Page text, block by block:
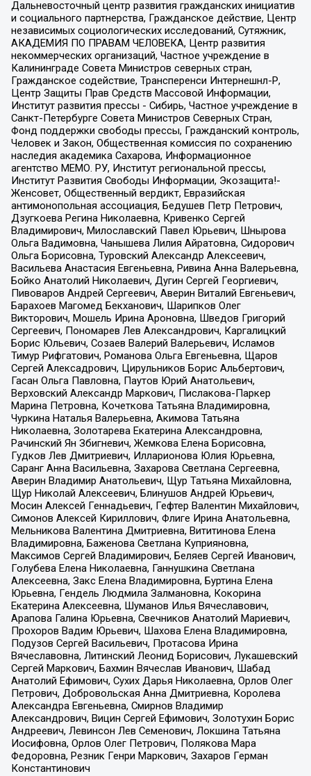
Дальневосточный центр развития гражданских инициатив
и социального партнерства, Гражданское действие, Центр
независимых социологических исследований, Сутяжник,
АКАДЕМИЯ ПО ПРАВАМ ЧЕЛОВЕКА, Центр развития
некоммерческих организаций, Частное учреждение в
Калининграде Совета Министров северных стран,
Гражданское содействие, Трансперенси Интернешнл-Р,
Центр Защиты Прав Средств Массовой Информации,
Институт развития прессы - Сибирь, Частное учреждение в
Санкт-Петербурге Совета Министров Северных Стран,
Фонд поддержки свободы прессы, Гражданский контроль,
Человек и Закон, Общественная комиссия по сохранению
наследия академика Сахарова, Информационное
агентство МЕМО. РУ, Институт региональной прессы,
Институт Развития Свободы Информации, Экозащита!-
Женсовет, Общественный вердикт, Евразийская
антимонопольная ассоциация, Бедушев Петр Петрович,
Дзугкоева Регина Николаевна, Кривенко Сергей
Владимирович, Милославский Павел Юрьевич, Шнырова
Ольга Вадимовна, Чанышева Лилия Айратовна, Сидорович
Ольга Борисовна, Туровский Александр Алексеевич,
Васильева Анастасия Евгеньевна, Ривина Анна Валерьевна,
Бойко Анатолий Николаевич, Дугин Сергей Георгиевич,
Пивоваров Андрей Сергеевич, Аверин Виталий Евгеньевич,
Барахоев Магомед Бекханович, Шарипков Олег
Викторович, Мошель Ирина Ароновна, Шведов Григорий
Сергеевич, Пономарев Лев Александрович, Каргалицкий
Борис Юльевич, Созаев Валерий Валерьевич, Исламов
Тимур Рифгатович, Романова Ольга Евгеньевна, Щаров
Сергей Алексадрович, Цирульников Борис Альбертович,
Гасан Ольга Павловна, Паутов Юрий Анатольевич,
Верховский Александр Маркович, Пислакова-Паркер
Марина Петровна, Кочеткова Татьяна Владимировна,
Чуркина Наталья Валерьевна, Акимова Татьяна
Николаевна, Золотарева Екатерина Александровна,
Рачинский Ян Збигневич, Жемкова Елена Борисовна,
Гудков Лев Дмитриевич, Илларионова Юлия Юрьевна,
Саранг Анна Васильевна, Захарова Светлана Сергеевна,
Аверин Владимир Анатольевич, Щур Татьяна Михайловна,
Щур Николай Алексеевич, Блинушов Андрей Юрьевич,
Мосин Алексей Геннадьевич, Гефтер Валентин Михайлович,
Симонов Алексей Кириллович, Флиге Ирина Анатольевна,
Мельникова Валентина Дмитриевна, Вититинова Елена
Владимировна, Баженова Светлана Куприяновна,
Максимов Сергей Владимирович, Беляев Сергей Иванович,
Голубева Елена Николаевна, Ганнушкина Светлана
Алексеевна, Закс Елена Владимировна, Буртина Елена
Юрьевна, Гендель Людмила Залмановна, Кокорина
Екатерина Алексеевна, Шуманов Илья Вячеславович,
Арапова Галина Юрьевна, Свечников Анатолий Мариевич,
Прохоров Вадим Юрьевич, Шахова Елена Владимировна,
Подузов Сергей Васильевич, Протасова Ирина
Вячеславовна, Литинский Леонид Борисович, Лукашевский
Сергей Маркович, Бахмин Вячеслав Иванович, Шабад
Анатолий Ефимович, Сухих Дарья Николаевна, Орлов Олег
Петрович, Добровольская Анна Дмитриевна, Королева
Александра Евгеньевна, Смирнов Владимир
Александрович, Вицин Сергей Ефимович, Золотухин Борис
Андреевич, Левинсон Лев Семенович, Локшина Татьяна
Иосифовна, Орлов Олег Петрович, Полякова Мара
Федоровна, Резник Генри Маркович, Захаров Герман
Константинович